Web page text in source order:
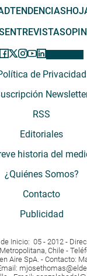
TENDENCIAS
ENTREVISTAS
de Privacidad
RSS
Editoriales
historia del
¿Quiénes Somos?
Contacto
Publicidad
Inicio: 05 - 2012 -
Chile -
Aire SpA. - Contacto: